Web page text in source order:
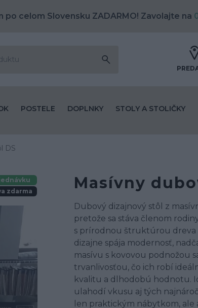
po celom Slovensku ZADARMO! Zavolajte na
POSTELE DOPLNKY STOLY A STOLIČKY
DS
Masívny
Dubový dizajnový stôl z
pretože sa stáva členom
s prírodnou štruktúrou dreva
dizajne spája modernosť,
masívu s kovovou podnožou
trvanlivosťou, čo ich robí
kvalitu a dlhodobú hodnotu.
ulahodí vkusu aj tých
len praktickým nábytkom,
zdarma